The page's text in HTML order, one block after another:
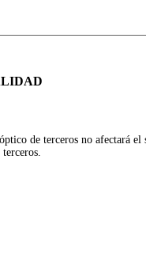
de terceros no afectará